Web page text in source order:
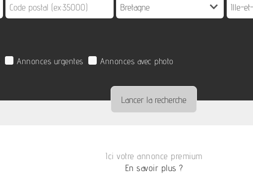
Annonces urgentes Annonces avec photo
Ici votre annonce premium
En savoir plus ?